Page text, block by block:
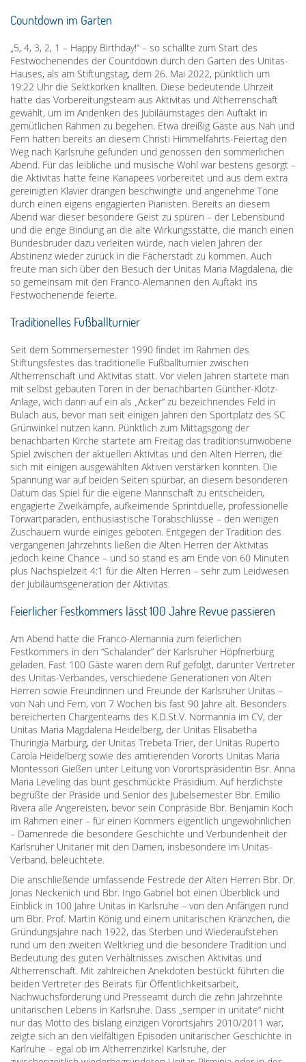
Countdown im Garten
„5, 4, 3, 2, 1 – Happy Birthday!“ – so schallte zum Start des
Festwochenendes der Countdown durch den Garten des Unitas-
Hauses, als am Stiftungstag, dem 26. Mai 2022, pünktlich um
19:22 Uhr die Sektkorken knallten. Diese bedeutende Uhrzeit
hatte das Vorbereitungsteam aus Aktivitas und Altherrenschaft
gewählt, um im Andenken des Jubiläumstages den Auftakt in
gemütlichen Rahmen zu begehen. Etwa dreißig Gäste aus Nah und
Fern hatten bereits an diesem Christi Himmelfahrts-Feiertag den
Weg nach Karlsruhe gefunden und genossen den sommerlichen
Abend. Für das leibliche und musische Wohl war bestens gesorgt –
die Aktivitas hatte feine Kanapees vorbereitet und aus dem extra
gereinigten Klavier drangen beschwingte und angenehme Töne
durch einen eigens engagierten Pianisten. Bereits an diesem
Abend war dieser besondere Geist zu spüren – der Lebensbund
und die enge Bindung an die alte Wirkungsstätte, die manch einen
Bundesbruder dazu verleiten würde, nach vielen Jahren der
Abstinenz wieder zurück in die Fächerstadt zu kommen. Auch
freute man sich über den Besuch der Unitas Maria Magdalena, die
so gemeinsam mit den Franco-Alemannen den Auftakt ins
Festwochenende feierte.
Traditionelles Fußballturnier
Seit dem Sommersemester 1990 findet im Rahmen des
Stiftungsfestes das traditionelle Fußballturnier zwischen
Altherrenschaft und Aktivitas statt. Vor vielen Jahren startete man
mit selbst gebauten Toren in der benachbarten Günther-Klotz-
Anlage, wich dann auf ein als „Acker“ zu bezeichnendes Feld in
Bulach aus, bevor man seit einigen Jahren den Sportplatz des SC
Grünwinkel nutzen kann. Pünktlich zum Mittagsgong der
benachbarten Kirche startete am Freitag das traditionsumwobene
Spiel zwischen der aktuellen Aktivitas und den Alten Herren, die
sich mit einigen ausgewählten Aktiven verstärken konnten. Die
Spannung war auf beiden Seiten spürbar, an diesem besonderen
Datum das Spiel für die eigene Mannschaft zu entscheiden,
engagierte Zweikämpfe, aufkeimende Sprintduelle, professionelle
Torwartparaden, enthusiastische Torabschlüsse – den wenigen
Zuschauern wurde einiges geboten. Entgegen der Tradition des
vergangenen Jahrzehnts ließen die Alten Herren der Aktivitas
jedoch keine Chance – und so stand es am Ende von 60 Minuten
plus Nachspielzeit 4:1 für die Alten Herren – sehr zum Leidwesen
der Jubiläumsgeneration der Aktivitas.
Feierlicher Festkommers lässt 100 Jahre Revue passieren
Am Abend hatte die Franco-Alemannia zum feierlichen
Festkommers in den “Schalander” der Karlsruher Höpfnerburg
geladen. Fast 100 Gäste waren dem Ruf gefolgt, darunter Vertreter
des Unitas-Verbandes, verschiedene Generationen von Alten
Herren sowie Freundinnen und Freunde der Karlsruher Unitas –
von Nah und Fern, von 7 Wochen bis fast 90 Jahre alt. Besonders
bereicherten Chargenteams des K.D.St.V. Normannia im CV, der
Unitas Maria Magdalena Heidelberg, der Unitas Elisabetha
Thuringia Marburg, der Unitas Trebeta Trier, der Unitas Ruperto
Carola Heidelberg sowie des amtierenden Vororts Unitas Maria
Montessori Gießen unter Leitung von Vorortspräsidentin Bsr. Anna
Maria Leveling das bunt geschmückte Präsidium. Auf herzlichste
begrüßte der Präside und Senior des Jubelsemester Bbr. Emilio
Rivera alle Angereisten, bevor sein Conpräside Bbr. Benjamin Koch
im Rahmen einer – für einen Kommers eigentlich ungewöhnlichen
– Damenrede die besondere Geschichte und Verbundenheit der
Karlsruher Unitarier mit den Damen, insbesondere im Unitas-
Verband, beleuchtete.
Die anschließende umfassende Festrede der Alten Herren Bbr. Dr.
Jonas Neckenich und Bbr. Ingo Gabriel bot einen Überblick und
Einblick in 100 Jahre Unitas in Karlsruhe – von den Anfängen rund
um Bbr. Prof. Martin König und einem unitarischen Kränzchen, die
Gründungsjahre nach 1922, das Sterben und Wiederaufstehen
rund um den zweiten Weltkrieg und die besondere Tradition und
Bedeutung des guten Verhältnisses zwischen Aktivitas und
Altherrenschaft. Mit zahlreichen Anekdoten bestückt führten die
beiden Vertreter des Beirats für Öffentlichkeitsarbeit,
Nachwuchsförderung und Presseamt durch die zehn Jahrzehnte
unitarischen Lebens in Karlsruhe. Dass „semper in unitate“ nicht
nur das Motto des bislang einzigen Vorortsjahrs 2010/2011 war,
zeigte sich an den vielfältigen Episoden unitarischer Geschichte in
Karlruhe – egal ob im Altherrenzirkel Karlsruhe, der